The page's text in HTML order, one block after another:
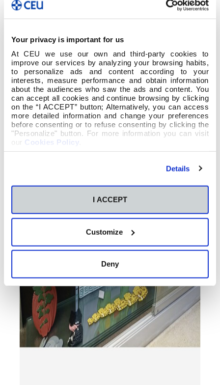
Your privacy is important for us
At CEU we use our own and third-party cookies to
improve our services by analyzing your browsing habits,
to personalize ads and content according to your
interests, measure performance and obtain information
about the audiences who saw the ads and content. You
can accept all cookies and continue browsing by clicking
on the “I ACCEPT” button; Alternatively, you can access
more detailed information and change your preferences
before consenting or to refuse consenting by clicking the
"Personalize" button. For more information you can visit
our Cookies Policy
Details
I ACCEPT
Customize
Deny
casa, donde se recogen historias dialogadas
inquietudes, Sal y Ven, y con su perro Gauss.